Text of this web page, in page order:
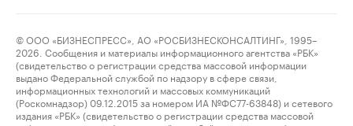
© ООО «БИЗНЕСПРЕСС», АО «РОСБИЗНЕСКОНСАЛТИНГ», 1995–
2026. Сообщения и материалы информационного агентства «РБК»
(свидетельство о регистрации средства массовой информации
выдано Федеральной службой по надзору в сфере связи,
информационных технологий и массовых коммуникаций
(Роскомнадзор) 09.12.2015 за номером ИА №ФС77-63848) и сетевого
издания «РБК» (свидетельство о регистрации средства массовой